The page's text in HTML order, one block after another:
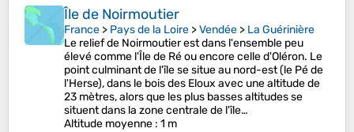
Île de Noirmoutier
France > Pays de la Loire >Vendée > La Guérinière
Le relief de Noirmoutier est dans l'ensemble peu
élevé comme l'Île de Ré ou encore celle d'Oléron. Le
point culminant de l'île se situe au nord-est (le Pé de
l'Herse), dans le bois des Eloux avec une altitude de
23 mètres, alors que les plus basses altitudes se
situent dans la zone centrale de l'île…
Altitude moyenne : 1 m